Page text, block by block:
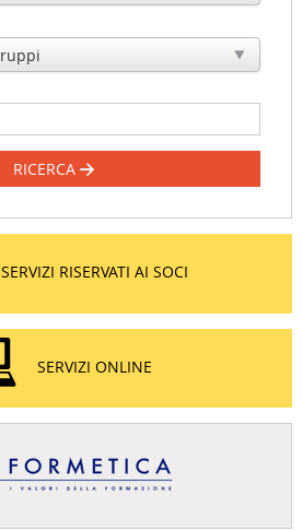
RICERCA
SERVIZI RISERVATI AI SOCI
SERVIZI ONLINE